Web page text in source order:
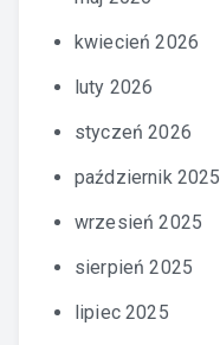
kwiecień 2026
luty 2026
styczeń 2026
październik 2025
wrzesień 2025
sierpień 2025
lipiec 2025